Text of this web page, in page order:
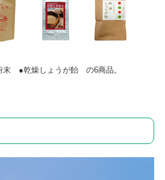
●乾燥しょうが飴 の6商品。